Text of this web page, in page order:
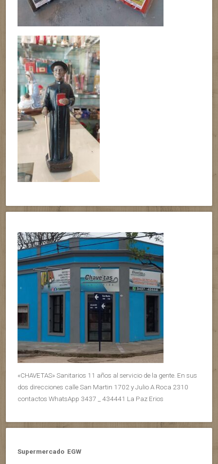
«CHAVETAS» Sanitarios 11 años al servicio de la gente. En sus
dos direcciones calle San Martin 1702 y Julio A Roca 2310
contactos WhatsApp 3437 _ 434441 La Paz Erios
Supermercado EGW